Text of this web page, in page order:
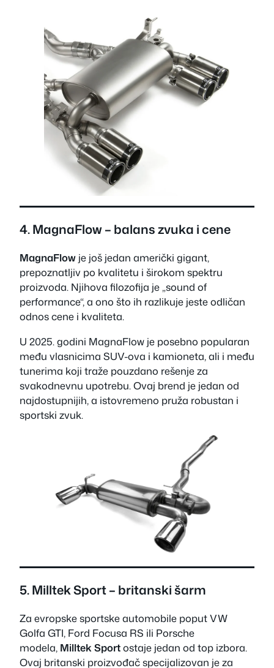
4.MagnaFlow– balans zvuka i cene
MagnaFlow je još jedan američki gigant,
prepoznatljiv po kvalitetu i širokom spektru
proizvoda. Njihova filozofija je „sound of
performance“, a ono što ih razlikuje jeste odličan
odnos cene i kvaliteta.
U 2025. godini MagnaFlow je posebno popularan
među vlasnicima SUV-ova i kamioneta, ali i među
tunerima koji traže pouzdano rešenje za
svakodnevnu upotrebu. Ovaj brend je jedan od
najdostupnijih, a istovremeno pruža robustan i
sportski zvuk.
5.Milltek Sport– britanski šarm
Za evropske sportske automobile poput VW
Golfa GTI, Ford Focusa RS ili Porsche
modela, Milltek Sportostaje jedan od top izbora.
Ovaj britanski proizvođač specijalizovan je za